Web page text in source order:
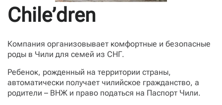
Chile’dren
Компания организовывает комфортные и безопасные
роды в Чили для семей из СНГ.
Ребенок, рожденный на территории страны,
автоматически получает чилийское гражданство, а
родители – ВНЖ и право податься на Паспорт Чили.